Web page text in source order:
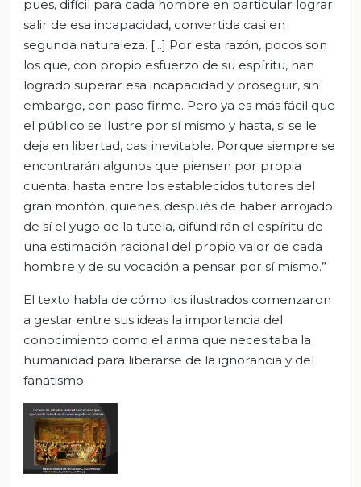
pues, difícil para cada hombre en particular lograr
salir de esa incapacidad, convertida casi en
segunda naturaleza. [...] Por esta razón, pocos son
los que, con propio esfuerzo de su espíritu, han
logrado superar esa incapacidad y proseguir, sin
embargo, con paso firme. Pero ya es más fácil que
el público se ilustre por sí mismo y hasta, si se le
deja en libertad, casi inevitable. Porque siempre se
encontrarán algunos que piensen por propia
cuenta, hasta entre los establecidos tutores del
gran montón, quienes, después de haber arrojado
de sí el yugo de la tutela, difundirán el espíritu de
una estimación racional del propio valor de cada
hombre y de su vocación a pensar por sí mismo.”
El texto habla de cómo los ilustrados comenzaron
a gestar entre sus ideas la importancia del
conocimiento como el arma que necesitaba la
humanidad para liberarse de la ignorancia y del
fanatismo.